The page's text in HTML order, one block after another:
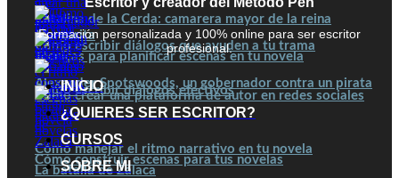
Catalina de la Cerda: camarera mayor de la reina
Margarita
Cómo escribir diálogos que ayuden a tu trama
Técnicas para planificar escenas en tu novela
Alexander Spotswoods, un gobernador contra un pirata
Cómo crear una plataforma de autor en redes sociales
Cómo escribir diálogos efectivos
Cómo manejar el ritmo narrativo en tu novela
Cómo construir escenas para tus novelas
La batalla de Zalaca
Formación personalizada y 100% online para ser escritor
profesional.
INICIO
¿QUIERES SER ESCRITOR?
CURSOS
SOBRE MI